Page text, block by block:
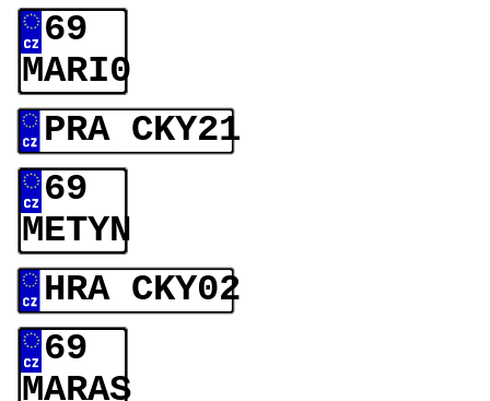
69
MARI0
PRA CKY21
69
METYN
HRA CKY02
69
MARAS